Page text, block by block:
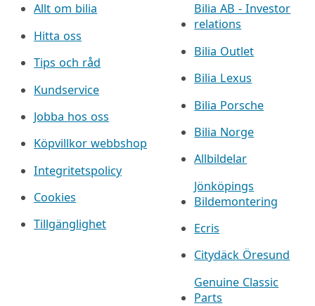
Allt om bilia
Hitta oss
Tips och råd
Kundservice
Jobba hos oss
Köpvillkor webbshop
Integritetspolicy
Cookies
Tillgänglighet
Bilia AB - Investor
relations
Bilia Outlet
Bilia Lexus
Bilia Porsche
Bilia Norge
Allbildelar
Jönköpings
Bildemontering
Ecris
Citydäck Öresund
Genuine Classic
Parts